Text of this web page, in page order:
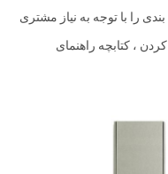
را با توجه به نیاز مشتری
، کتابچه راهنمای